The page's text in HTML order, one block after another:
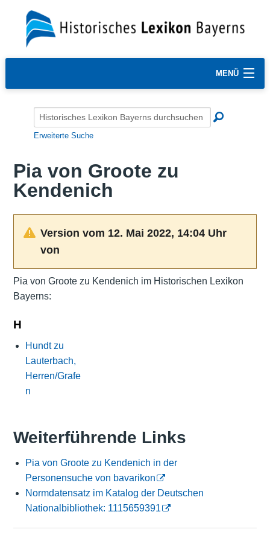
MENÜ
Erweiterte Suche
Pia von Groote zu
Kendenich
Version vom 12. Mai 2022, 14:04 Uhr
von
Pia von Groote zu Kendenich im Historischen Lexikon
Bayerns:
H
Hundt zu
Lauterbach,
Herren/Grafe
n
Weiterführende Links
Pia von Groote zu Kendenich in der
Personensuche von bavarikon
Normdatensatz im Katalog der Deutschen
Nationalbibliothek: 1115659391